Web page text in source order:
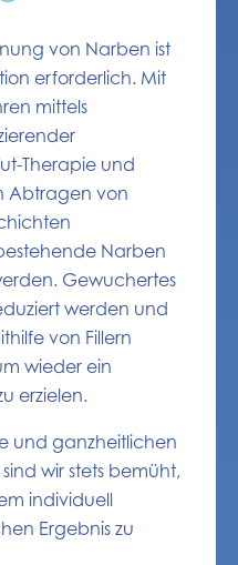
von Narben ist
erforderlich. Mit
mittels
Therapie und
Abtragen von
Narben
Gewuchertes
werden und
von Fillern
wieder ein
erzielen.
und ganzheitlichen
wir stets bemüht,
individuell
Ergebnis zu